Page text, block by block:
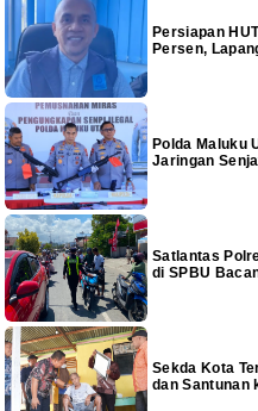
Persiapan
Persen,
Polda Maluku
Jaringan
Satlantas
di SPBU
Sekda Kota
dan Santunan